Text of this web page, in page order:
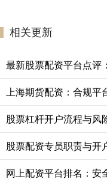
相关更新
最新股票配资平台点评
上海期货配资：合规平
股票杠杆开户流程与风
股票配资专员职责与开
网上配资平台排名：安